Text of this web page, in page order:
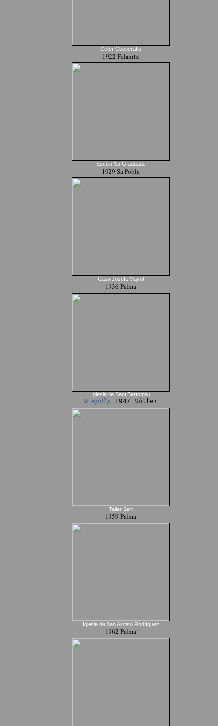
Celler Cooperatiu
1922 Felanitx
Escola Sa Graduada
1929 Sa Pobla
Casa Josefa Mayol
1936 Palma
Iglesia de Sant Bartomeu
© epdlp 1947 Sóller
Taller Sert
1959 Palma
Iglesia de San Alonso Rodríguez
1962 Palma